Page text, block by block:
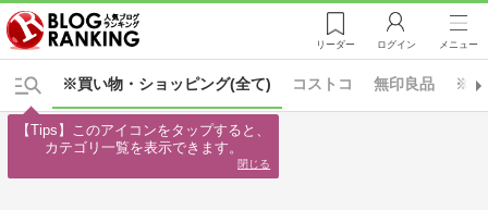
リーダー ログイン メニュー
※買い物・ショッピング(全て) ※生
コストコ 無印良品